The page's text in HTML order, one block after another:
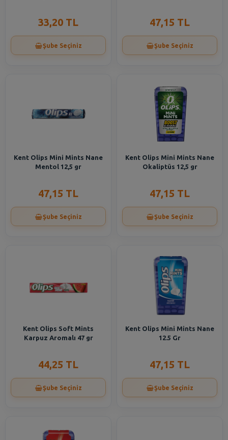
33,20 TL
Şube Seçiniz
47,15 TL
Şube Seçiniz
Kent Olips Mini Mints Nane
Mentol 12,5 gr
47,15 TL
Şube Seçiniz
Kent Olips Mini Mints Nane
Okaliptüs 12,5 gr
47,15 TL
Şube Seçiniz
Kent Olips Soft Mints
Karpuz Aromalı 47 gr
44,25 TL
Şube Seçiniz
Kent Olips Mini Mints Nane
12.5 Gr
47,15 TL
Şube Seçiniz